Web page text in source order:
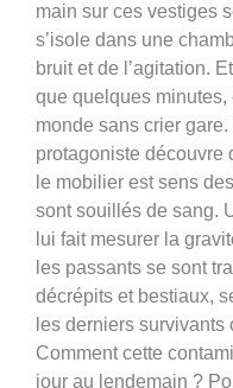
main sur ces vestiges
s’isole dans une
bruit et de l’agitation.
que quelques minutes,
monde sans crier gare.
protagoniste découvre
le mobilier est sens
sont souillés de sang.
lui fait mesurer la
les passants se sont
décrépits et bestiaux,
les derniers survivants
Comment cette
jour au lendemain ?